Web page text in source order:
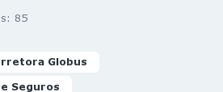
85
Globus
Seguros